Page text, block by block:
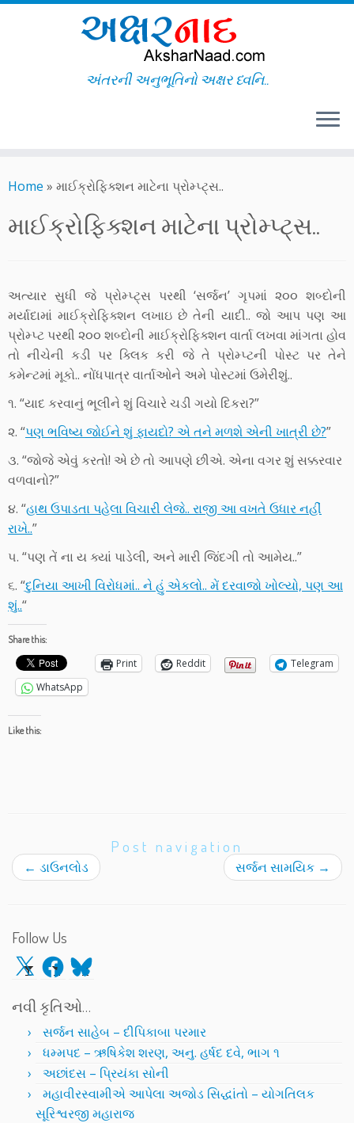
to
અંતરની અનુભૂતિનો અક્ષર ધ્વનિ..
Home » માઈક્રોફિક્શન માટેના પ્રોમ્પ્ટ્સ..
માઈક્રોફિક્શન માટેના પ્રોમ્પ્ટ્સ..
અત્યાર સુધી જે પ્રોમ્પ્ટ્સ પરથી ‘સર્જન’ ગૃપમાં ૨૦૦ શબ્દોની
મર્યાદામાં માઈક્રોફિક્શન લખાઇ છે તેની યાદી.. જો આપ પણ આ
પ્રોમ્પ્ટ પરથી ૨૦૦ શબ્દોની માઈક્રોફિક્શન વાર્તા લખવા માંગતા હોવ
તો નીચેની કડી પર ક્લિક કરી જે તે પ્રોમ્પ્ટની પોસ્ટ પર તેને
કમેન્ટમાં મૂકો.. નોંધપાત્ર વાર્તાઓને અમે પોસ્ટમાં ઉમેરીશું..
૧. “યાદ કરવાનું ભૂલીને શું વિચારે ચડી ગયો દિકરા?”
૨. “પણ ભવિષ્ય જોઈને શું ફાયદો? એ તને મળશે એની ખાત્રી છે?”
૩. “જોજે એવું કરતો! એ છે તો આપણે છીએ. એના વગર શું સક્કરવાર
વળવાનો?”
૪. “હાથ ઉપાડતા પહેલા વિચારી લેજે.. રાજી આ વખતે ઉધાર નહીં
રાખે..”
૫. “પણ તેં ના ય ક્યાં પાડેલી, અને મારી જિંદગી તો આમેય..”
૬. “દુનિયા આખી વિરોધમાં.. ને હું એકલો.. મેં દરવાજો ખોલ્યો, પણ આ
શું..“
Share this:
Print Reddit
Telegram
WhatsApp
Like this:
Post navigation
← ડાઉનલોડ સર્જન સામયિક →
Follow Us
X Facebook
Bluesky
નવી કૃતિઓ…
સર્જન સાહેબ – દીપિકાબા પરમાર
ધમ્મપદ – ઋષિકેશ શરણ, અનુ. હર્ષદ દવે, ભાગ ૧
અછાંદસ – પ્રિયંકા સોની
મહાવીરસ્વામીએ આપેલા અજોડ સિદ્ધાંતો – યોગતિલક
સૂરિશ્વરજી મહારાજ